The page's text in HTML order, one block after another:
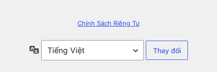
Chính Sách Riêng Tư
Ngôn
ngữ